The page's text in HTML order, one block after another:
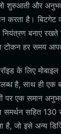
और अनुभवी
करता है।
नियंत्रण बनाए
हर समय
के लिए मोबाइल
है, साथ ही एक
पर एक समान
समर्थन सहित 130
जो इसे अन्य